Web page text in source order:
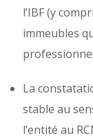
l’IBF (y
immeubles
La
stable au
l’entité au